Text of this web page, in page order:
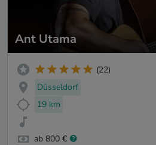
Ant Utama
(22)
Düsseldorf
19 km
ab 800 €